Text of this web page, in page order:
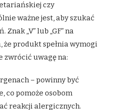
czy
ważne jest, aby szukać
„V” lub „GF” na
że produkt spełnia wymogi
zwrócić uwagę na:
– powinny być
co pomoże osobom
reakcji alergicznych.